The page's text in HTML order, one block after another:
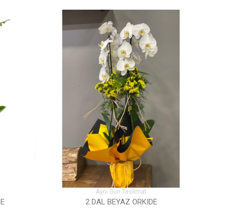
Aynı Gün Teslimat
2 DAL BEYAZ ORKIDE